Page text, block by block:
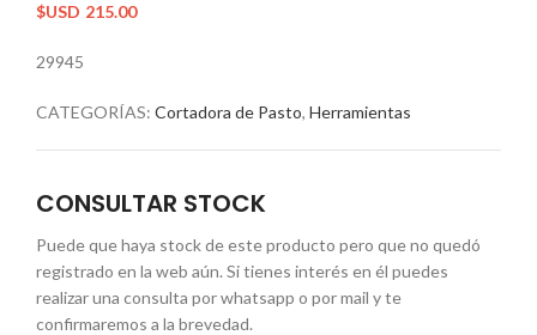
$USD 215.00
29945
CATEGORÍAS: Cortadora de Pasto, Herramientas
CONSULTAR STOCK
Puede que haya stock de este producto pero que no quedó
registrado en la web aún. Si tienes interés en él puedes
realizar una consulta por whatsapp o por mail y te
confirmaremos a la brevedad.